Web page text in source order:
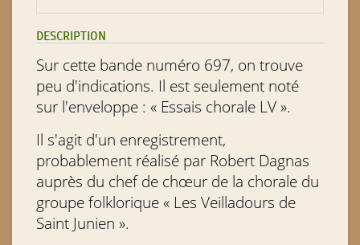
DESCRIPTION
Sur cette bande numéro 697, on trouve
peu d'indications. Il est seulement noté
sur l'enveloppe : « Essais chorale LV ».
Il s'agit d'un enregistrement,
probablement réalisé par Robert Dagnas
auprès du chef de chœur de la chorale du
groupe folklorique « Les Veilladours de
Saint Junien ».